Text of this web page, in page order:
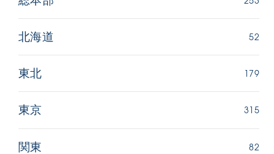
北海道 52
東北 179
東京 315
関東 82